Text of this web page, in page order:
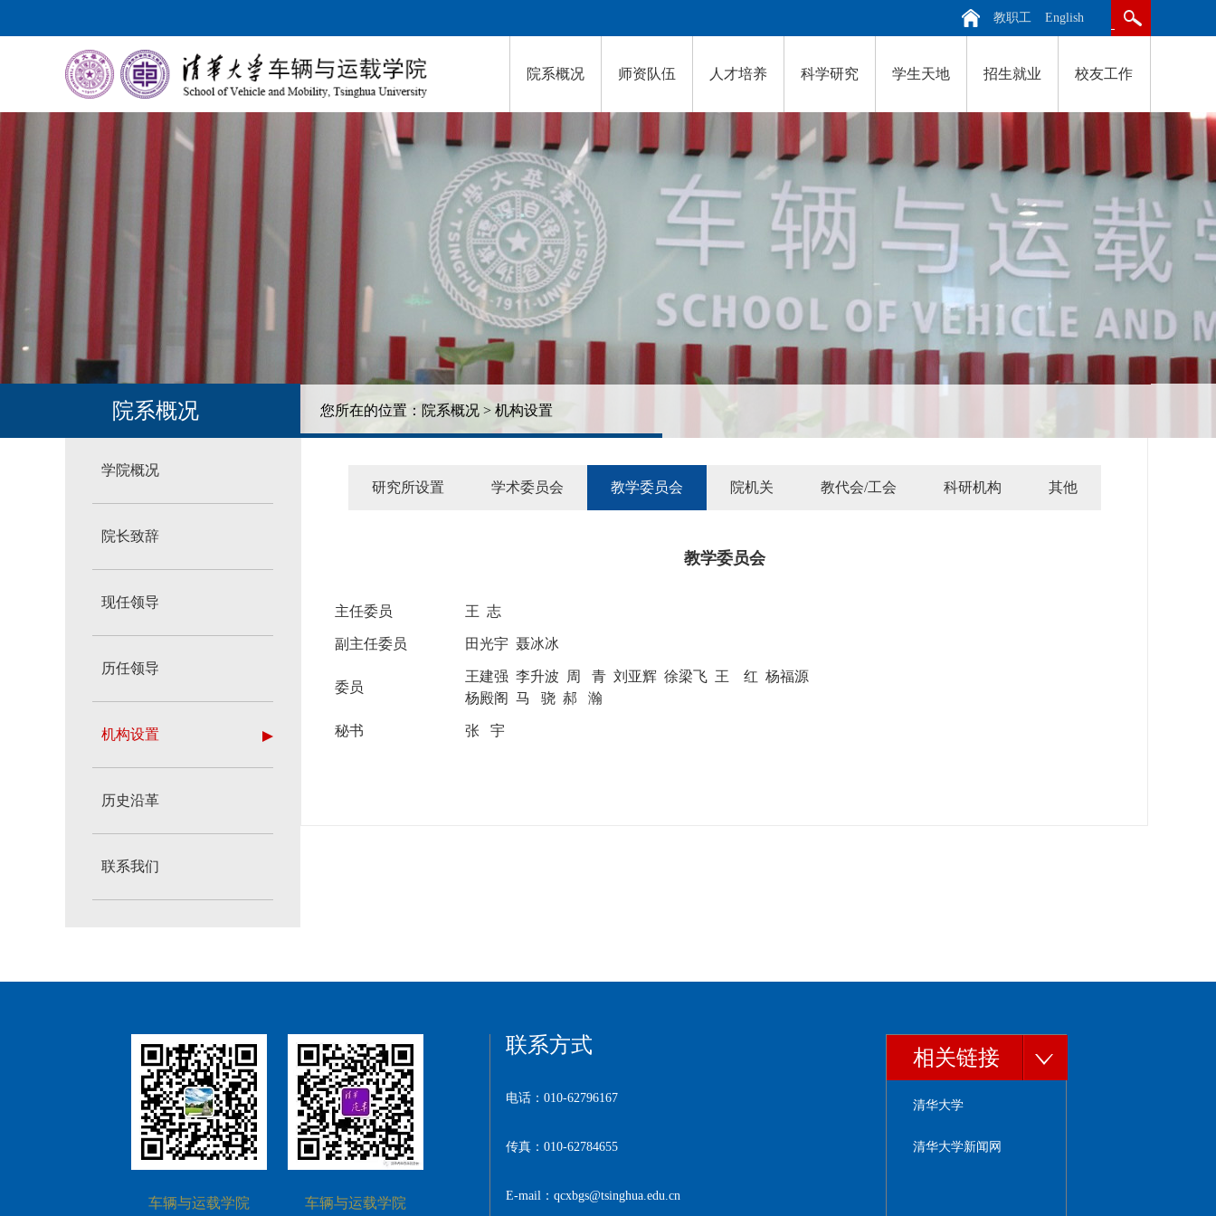
English
教职工
院系概况
学院概况 现任领导 历任领导
师资队伍
杰出人才 博士后 离退休教师
人才培养
本科生培养 研究生培养 教学成果 高级研修中心
科学研究
科研概况 科研机构 科研成果
学生天地
学生工作 奖励荣誉
招生就业
本科生招生 研究生招生 国际生招生 就业引导
校友工作
校友组织 校友文库 校友风采
院系概况 您所在的位置：院系概况 > 机构设置
学院概况
院长致辞
现任领导
历任领导
机构设置
历史沿革
联系我们
研究所设置 学术委员会 教学委员会 院机关 教代会/工会 科研机构 其他
教学委员会
主任委员 王 志
副主任委员 田光宇 聂冰冰
委员
王建强 李升波 周 青 刘亚辉 徐梁飞 王 红 杨福源
杨殿阁 马 骁 郝 瀚
秘书 张 宇
车辆与运载学院 车辆与运载学院
联系方式
电话：010-62796167
传真：010-62784655
E-mail：qcxbgs@tsinghua.edu.cn
相关链接
清华大学
清华大学新闻网